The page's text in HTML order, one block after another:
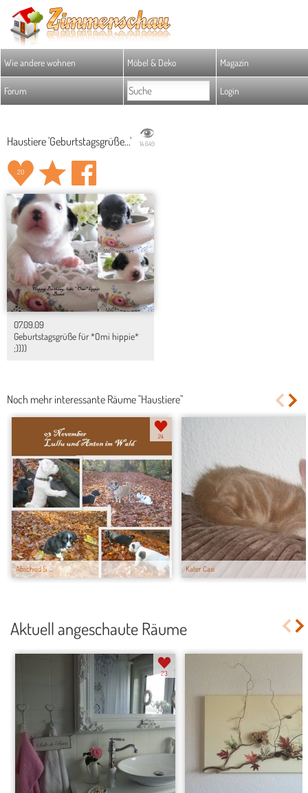
Wie andere wohnen Möbel & Deko Magazin
Forum Login
Haustiere 'Geburtstagsgrüße...' 14.649
20
07.09.09
Geburtstagsgrüße für *Omi hippie*
;))))
Noch mehr interessante Räume "Haustiere"
Abschied & ...
24
Kater Casi
Aktuell angeschaute Räume
23